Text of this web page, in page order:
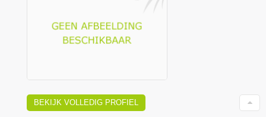
BEKIJK VOLLEDIG PROFIEL